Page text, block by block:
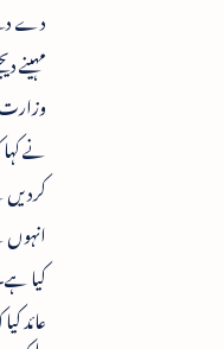
مہینے
نے کہا
کیا
عائد